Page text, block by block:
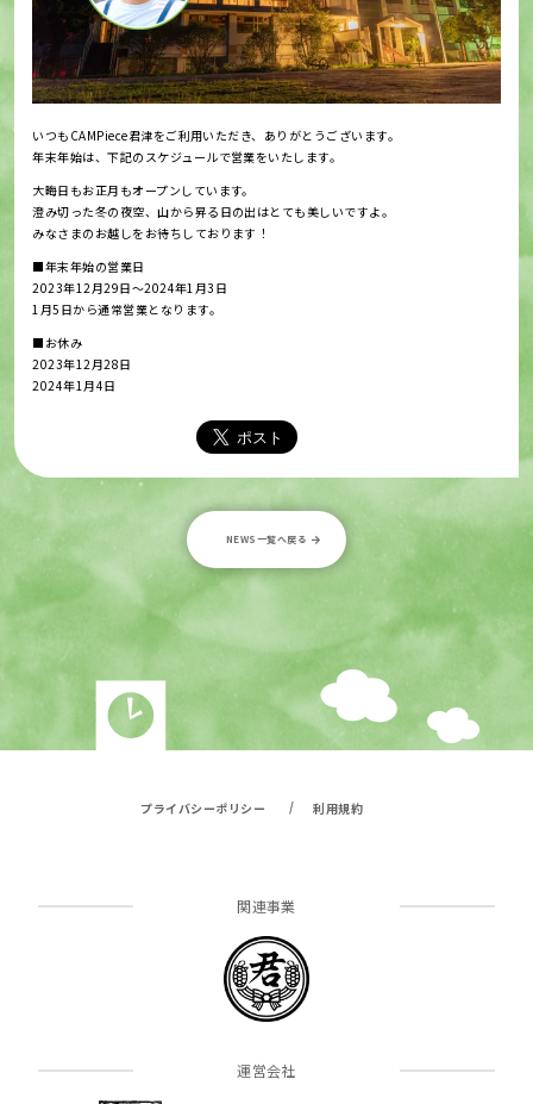
いつもCAMPiece君津をご利用いただき、ありがとうございます。
年末年始は、下記のスケジュールで営業をいたします。
大晦日もお正月もオープンしています。
澄み切った冬の夜空、山から昇る日の出はとても美しいですよ。
みなさまのお越しをお待ちしております！
■年末年始の営業日
2023年12月29日〜2024年1月3日
1月5日から通常営業となります。
■お休み
2023年12月28日
2024年1月4日
NEWS一覧へ戻る
プライバシーポリシー / 利用規約
関連事業
運営会社